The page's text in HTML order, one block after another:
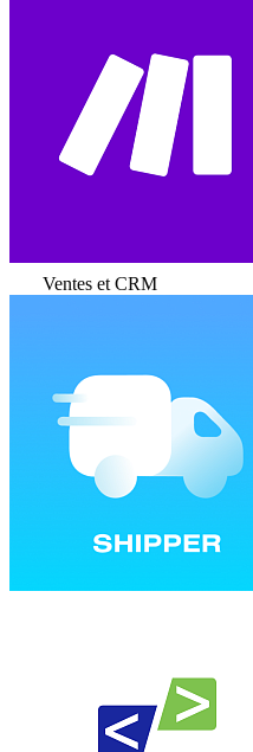
Ventes et CRM